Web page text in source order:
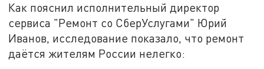
Как пояснил исполнительный директор
сервиса "Ремонт со СберУслугами" Юрий
Иванов, исследование показало, что ремонт
даётся жителям России нелегко: